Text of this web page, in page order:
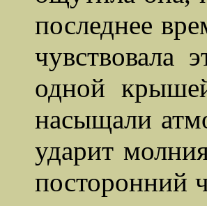
последнее
чувствовала
одной
насыщали
ударит
посторонний